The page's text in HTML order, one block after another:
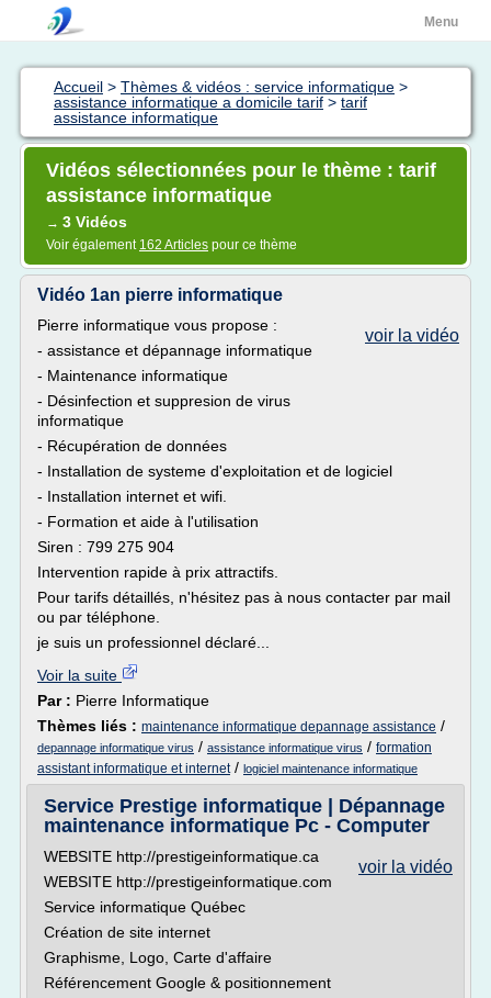
Menu
Accueil > Thèmes & vidéos : service informatique >
assistance informatique a domicile tarif > tarif
assistance informatique
Vidéos sélectionnées pour le thème : tarif
assistance informatique
→ 3 Vidéos
Voir également 162 Articles pour ce thème
Vidéo 1an pierre informatique
voir la vidéo
Pierre informatique vous propose :
- assistance et dépannage informatique
- Maintenance informatique
- Désinfection et suppresion de virus
informatique
- Récupération de données
- Installation de systeme d'exploitation et de logiciel
- Installation internet et wifi.
- Formation et aide à l'utilisation
Siren : 799 275 904
Intervention rapide à prix attractifs.
Pour tarifs détaillés, n'hésitez pas à nous contacter par mail
ou par téléphone.
je suis un professionnel déclaré...
Voir la suite
Par : Pierre Informatique
Thèmes liés : maintenance informatique depannage assistance /
depannage informatique virus / assistance informatique virus / formation
assistant informatique et internet/ logiciel maintenance informatique
Service Prestige informatique | Dépannage
maintenance informatique Pc - Computer
voir la vidéo
WEBSITE http://prestigeinformatique.ca
WEBSITE http://prestigeinformatique.com
Service informatique Québec
Création de site internet
Graphisme, Logo, Carte d'affaire
Référencement Google & positionnement